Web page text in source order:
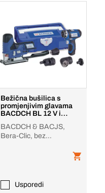
Bežična bušilica s
promjenjivim glavama
BACDCH BL 12 V i
BAC
BACDCH & BACJS,
Bera-Clic, bez
Usporedi